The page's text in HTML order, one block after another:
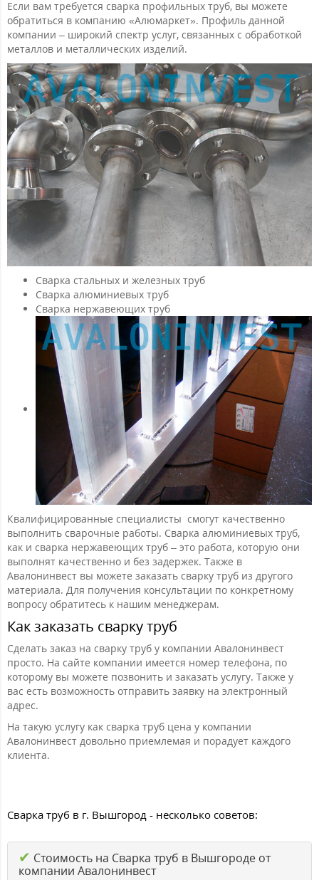
Если вам требуется сварка профильных труб, вы можете
обратиться в компанию «Алюмаркет». Профиль данной
компании – широкий спектр услуг, связанных с обработкой
металлов и металлических изделий.
Сварка стальных и железных труб
Сварка алюминиевых труб
Сварка нержавеющих труб
Квалифицированные специалисты смогут качественно
выполнить сварочные работы. Сварка алюминиевых труб,
как и сварка нержавеющих труб – это работа, которую они
выполнят качественно и без задержек. Также в
Авалонинвест вы можете заказать сварку труб из другого
материала. Для получения консультации по конкретному
вопросу обратитесь к нашим менеджерам.
Как заказать сварку труб
Сделать заказ на сварку труб у компании Авалонинвест
просто. На сайте компании имеется номер телефона, по
которому вы можете позвонить и заказать услугу. Также у
вас есть возможность отправить заявку на электронный
адрес.
На такую услугу как сварка труб цена у компании
Авалонинвест довольно приемлемая и порадует каждого
клиента.
Сварка труб в г. Вышгород - несколько советов:
✔ Стоимость на Сварка труб в Вышгороде от
компании Авалонинвест